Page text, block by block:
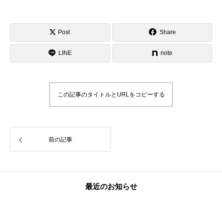
Post Share
LINE note
この記事のタイトルとURLをコピーする
前の記事
最近のお知らせ